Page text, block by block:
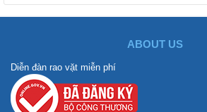
ABOUT US
Diễn đàn rao vặt miễn phí